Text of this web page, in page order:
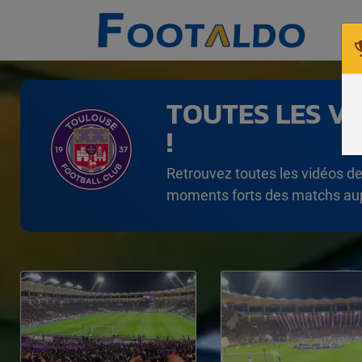
TOUTES LES
!
Retrouvez toutes les vidéos
moments forts des matchs